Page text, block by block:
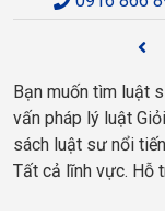
Bạn muốn tìm luật
vấn pháp lý luật
sách luật sư nổi
Tất cả lĩnh vực. Hỗ